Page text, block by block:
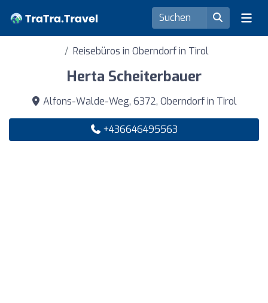
Reisebüros in Oberndorf in Tirol
Herta Scheiterbauer
Alfons-Walde-Weg, 6372, Oberndorf in Tirol
+436646495563